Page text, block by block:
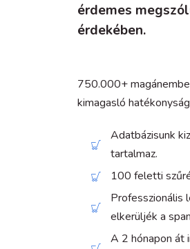
érdemes
érdekében.
750.000+
kimagasló
Adatbázisunk
tartalmaz.
100 feletti
Professzionális
elkerüljék a
A 2 hónapon át